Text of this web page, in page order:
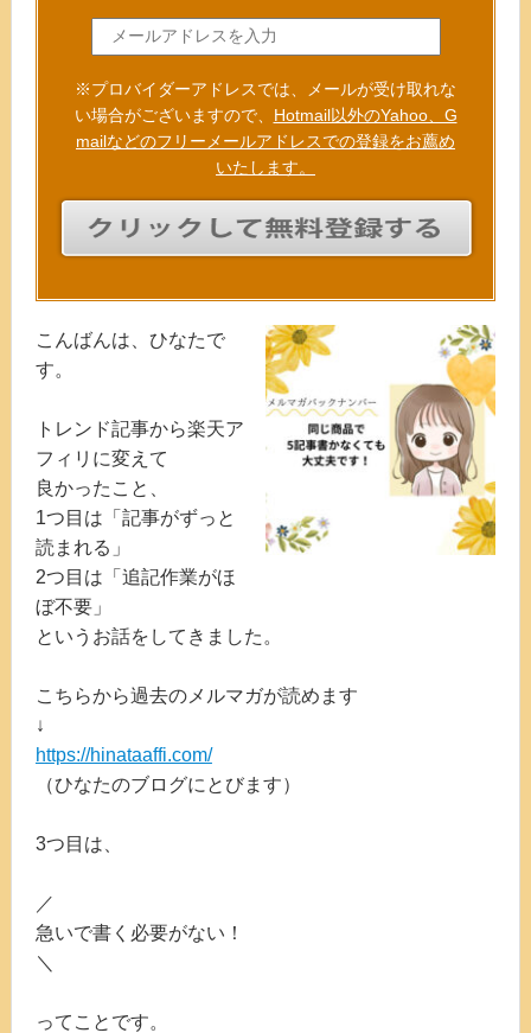
※プロバイダーアドレスでは、メールが受け取れな
い場合がございますので、 Hotmail以外のYahoo、G
mailなどのフリーメールアドレスでの登録をお薦め
いたします。
こんばんは、ひなたで
す。
トレンド記事から楽天ア
フィリに変えて
良かったこと、
1つ目は「記事がずっと
読まれる」
2つ目は「追記作業がほ
ぼ不要」
というお話をしてきました。
こちらから過去のメルマガが読めます
↓
https://hinataaffi.com/
（ひなたのブログにとびます）
3つ目は、
／
急いで書く必要がない！
＼
ってことです。